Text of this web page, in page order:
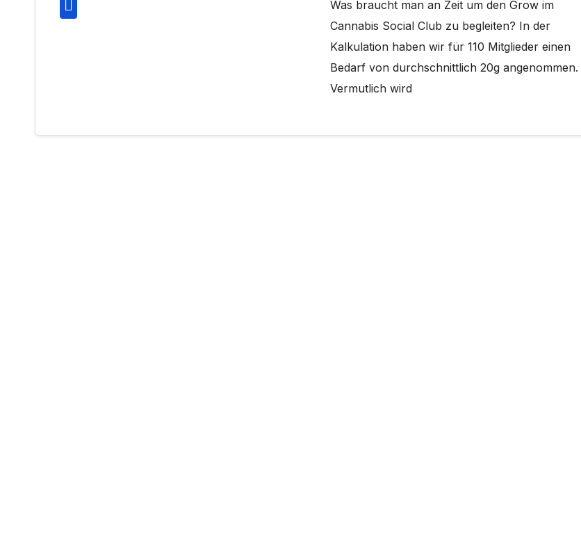
Was braucht man an Zeit um den Grow im
Cannabis Social Club zu begleiten? In der
Kalkulation haben wir für 110 Mitglieder einen
Bedarf von durchschnittlich 20g angenommen.
Vermutlich wird